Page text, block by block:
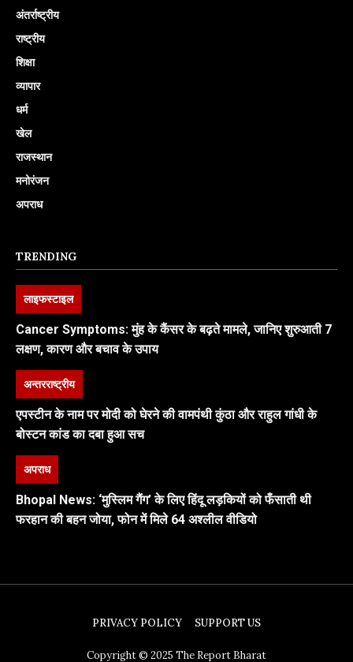
अंतर्राष्ट्रीय
राष्ट्रीय
शिक्षा
व्यापार
धर्म
खेल
राजस्थान
मनोरंजन
अपराध
TRENDING
लाइफस्टाइल
Cancer Symptoms: मुंह के कैंसर के बढ़ते मामले, जानिए शुरुआती 7
लक्षण, कारण और बचाव के उपाय
अन्तरराष्ट्रीय
एपस्टीन के नाम पर मोदी को घेरने की वामपंथी कुंठा और राहुल गांधी के
बोस्टन कांड का दबा हुआ सच
अपराध
Bhopal News: ‘मुस्लिम गैंग’ के लिए हिंदू लड़कियों को फँसाती थी
फरहान की बहन जोया, फोन में मिले 64 अश्लील वीडियो
PRIVACY POLICY SUPPORT US
Copyright © 2025 The Report Bharat